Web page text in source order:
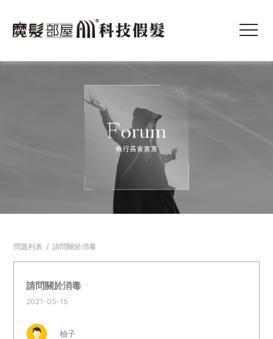
問題列表 / 請問關於消毒
請問關於消毒
2021-05-15
柚子